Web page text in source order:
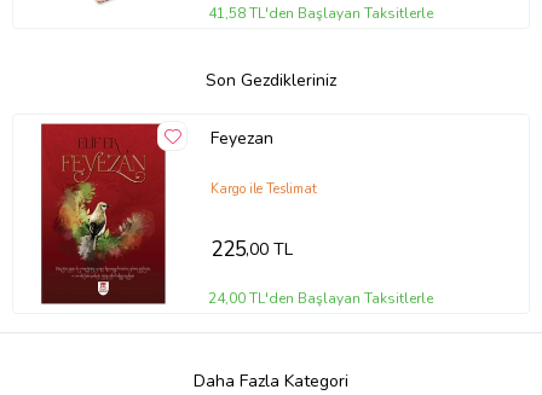
41,58 TL'den Başlayan Taksitlerle
Son Gezdikleriniz
Feyezan
Kargo ile Teslimat
225,00 TL
24,00 TL'den Başlayan Taksitlerle
Daha Fazla Kategori